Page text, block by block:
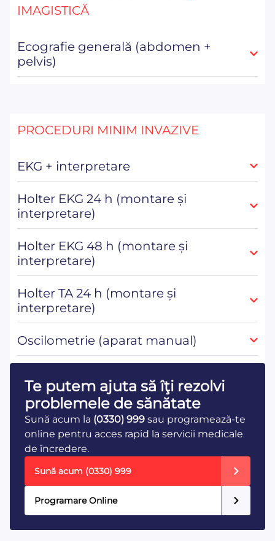
IMAGISTICĂ
Ecografie generală (abdomen +
pelvis)
PROCEDURI MINIM INVAZIVE
EKG + interpretare
Holter EKG 24 h (montare și
interpretare)
Holter EKG 48 h (montare și
interpretare)
Holter TA 24 h (montare și
interpretare)
Oscilometrie (aparat manual)
Te putem ajuta să îţi rezolvi
problemele de sănătate
Sună acum la (0330) 999 sau programează-te
online pentru acces rapid la servicii medicale
de încredere.
Sună acum (0330) 999
Programare Online